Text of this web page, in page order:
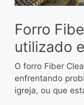
Forro
utilizado
O forro Fiber
enfrentando
igreja, ou que